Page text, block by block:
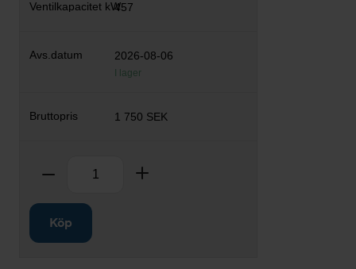
457
2026-08-06
I lager
1 750 SEK
Ta bort
Köp